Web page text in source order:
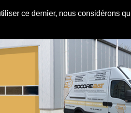
ce dernier, nous considérons